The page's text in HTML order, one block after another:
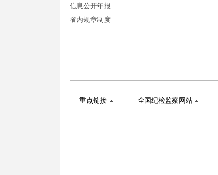
信息公开年报
省内规章制度
重点链接 全国纪检监察网站